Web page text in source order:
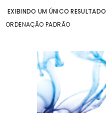
EXIBINDO UM ÚNICO RESULTADO